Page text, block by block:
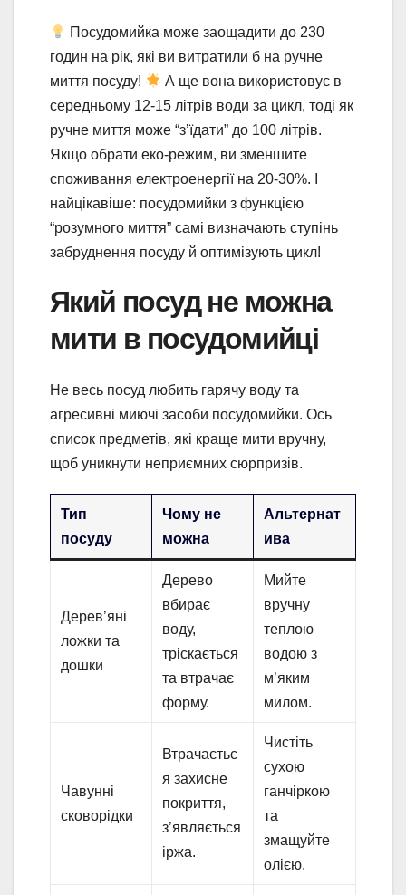
Посудомийка може заощадити до 230
годин на рік, які ви витратили б на ручне
миття посуду!
А ще вона використовує в
середньому 12-15 літрів води за цикл, тоді як
ручне миття може “з’їдати” до 100 літрів.
Якщо обрати еко-режим, ви зменшите
споживання електроенергії на 20-30%. І
найцікавіше: посудомийки з функцією
“розумного миття” самі визначають ступінь
забруднення посуду й оптимізують цикл!
Який посуд не можна
мити в посудомийці
Не весь посуд любить гарячу воду та
агресивні миючі засоби посудомийки. Ось
список предметів, які краще мити вручну,
щоб уникнути неприємних сюрпризів.
Тип
посуду
Чому не
можна
Альтернат
ива
Дерев’яні
ложки та
дошки
Дерево
вбирає
воду,
тріскається
та втрачає
форму.
Мийте
вручну
теплою
водою з
м’яким
милом.
Чавунні
сковорідки
Втрачаєтьс
я захисне
покриття,
з’являється
іржа.
Чистіть
сухою
ганчіркою
та
змащуйте
олією.